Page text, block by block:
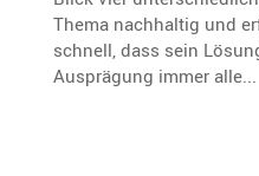
Thema nachhaltig und
schnell, dass sein
Ausprägung immer alle...